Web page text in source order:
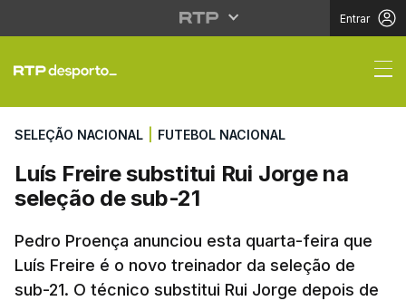
Entrar
Luís Freire substitui
SELEÇÃO NACIONAL FUTEBOL NACIONAL
Luís Freire substitui Rui Jorge na
seleção de sub-21
Pedro Proença anunciou esta quarta-feira que
Luís Freire é o novo treinador da seleção de
sub-21. O técnico substitui Rui Jorge depois de